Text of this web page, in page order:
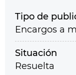
Tipo de
Encargos a
Situación
Resuelta